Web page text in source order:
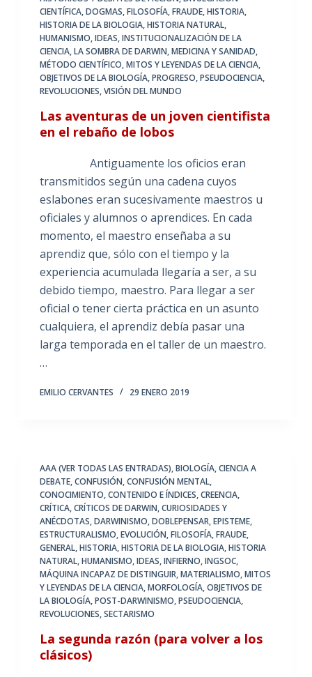
CIENTÍFICA,DOGMAS,FILOSOFÍA,FRAUDE,HISTORIA,
HISTORIA DE LA BIOLOGIA,HISTORIA NATURAL,
HUMANISMO,IDEAS,INSTITUCIONALIZACIÓN DE LA
CIENCIA,LA SOMBRA DE DARWIN,MEDICINA Y SANIDAD,
MÉTODO CIENTÍFICO,MITOS Y LEYENDAS DE LA CIENCIA,
OBJETIVOS DE LA BIOLOGÍA,PROGRESO,PSEUDOCIENCIA,
REVOLUCIONES,VISIÓN DEL MUNDO
Las aventuras de un joven cientifista
en el rebaño de lobos
Antiguamente los oficios eran
transmitidos según una cadena cuyos
eslabones eran sucesivamente maestros u
oficiales y alumnos o aprendices. En cada
momento, el maestro enseñaba a su
aprendiz que, sólo con el tiempo y la
experiencia acumulada llegaría a ser, a su
debido tiempo, maestro. Para llegar a ser
oficial o tener cierta práctica en un asunto
cualquiera, el aprendiz debía pasar una
larga temporada en el taller de un maestro.
…
EMILIO CERVANTES 29 ENERO 2019
AAA (VER TODAS LAS ENTRADAS),BIOLOGÍA,CIENCIA A
DEBATE,CONFUSIÓN,CONFUSIÓN MENTAL,
CONOCIMIENTO,CONTENIDO E ÍNDICES,CREENCIA,
CRÍTICA,CRÍTICOS DE DARWIN,CURIOSIDADES Y
ANÉCDOTAS,DARWINISMO,DOBLEPENSAR,EPISTEME,
ESTRUCTURALISMO,EVOLUCIÓN,FILOSOFÍA,FRAUDE,
GENERAL,HISTORIA,HISTORIA DE LA BIOLOGIA,HISTORIA
NATURAL,HUMANISMO,IDEAS,INFIERNO,INGSOC,
MÁQUINA INCAPAZ DE DISTINGUIR,MATERIALISMO,MITOS
Y LEYENDAS DE LA CIENCIA,MORFOLOGÍA,OBJETIVOS DE
LA BIOLOGÍA,POST-DARWINISMO,PSEUDOCIENCIA,
REVOLUCIONES,SECTARISMO
La segunda razón (para volver a los
clásicos)